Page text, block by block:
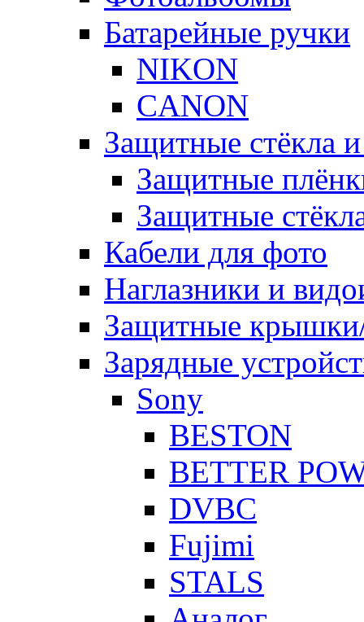
Батарейные ручки
NIKON
CANON
Защитные стёкла
Защитные
Защитные
Кабели для фото
Наглазники и
Защитные
Зарядные
Sony
BESTON
BETTER
DVBC
Fujimi
STALS